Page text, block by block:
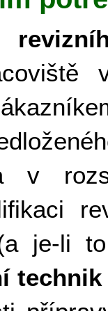
v
je-li to